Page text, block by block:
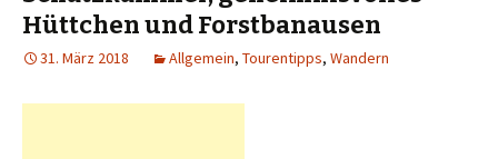
Hüttchen und Forstbanausen
31. März 2018 Allgemein, Tourentipps, Wandern